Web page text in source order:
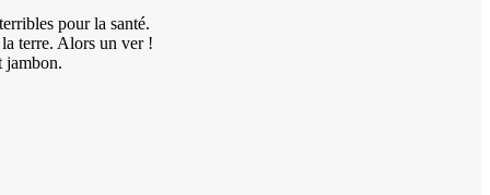
pour la santé.
terre. Alors un ver !
jambon.